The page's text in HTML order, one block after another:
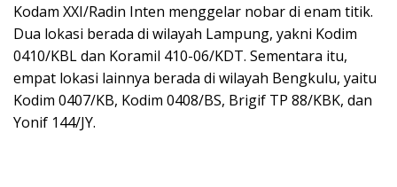
Kodam XXI/Radin Inten menggelar nobar di enam titik.
Dua lokasi berada di wilayah Lampung, yakni Kodim
0410/KBL dan Koramil 410-06/KDT. Sementara itu,
empat lokasi lainnya berada di wilayah Bengkulu, yaitu
Kodim 0407/KB, Kodim 0408/BS, Brigif TP 88/KBK, dan
Yonif 144/JY.